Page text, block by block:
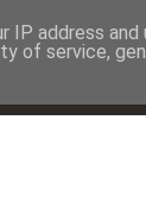
IP address and
of service,